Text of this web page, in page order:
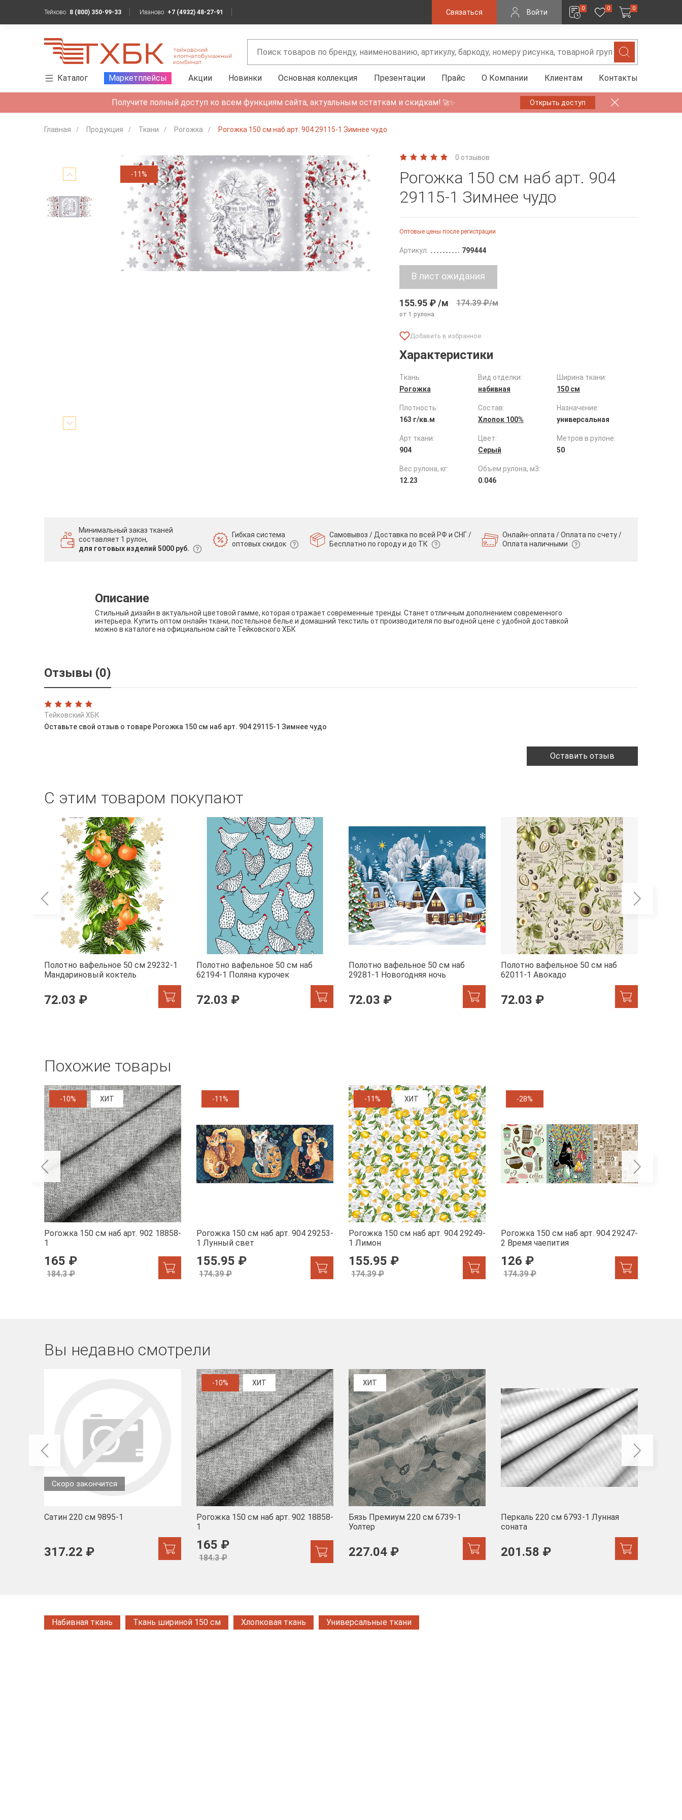
Тейково 8 (800) 350-99-33 Иваново +7 (4932) 48-27-91 Связаться Войти 0 0 0
Каталог Маркетплейсы Акции Новинки Основная коллекция Презентации Прайс О Компании Клиентам Контакты
Получите полный доступ ко всем функциям сайта, актуальным остаткам и скидкам! 🚀✨ Открыть доступ
Главная Продукция Ткани Рогожка Рогожка 150 см наб арт. 904 29115-1 Зимнее чудо
-11%
0 отзывов
Рогожка 150 см наб арт. 904
29115-1 Зимнее чудо
Оптовые цены после регистрации
Артикул: 799444
155.95 ₽ /м 174.39 ₽/м
от 1 рулона
Характеристики
Ткань:
Рогожка
Вид отделки:
набивная
Ширина ткани:
150 см
Плотность:
163 г/кв.м
Состав:
Хлопок 100%
Назначение:
универсальная
Арт ткани:
904
Цвет:
Серый
Метров в рулоне:
50
Вес рулона, кг:
12.23
Объем рулона, м3:
0.046
Минимальный заказ тканей
составляет 1 рулон,
для готовых изделий 5000 руб.
Гибкая система
оптовых скидок
Самовывоз / Доставка по всей РФ и СНГ /
Бесплатно по городу и до ТК
Онлайн-оплата / Оплата по счету /
Оплата наличными
Описание
Стильный дизайн в актуальной цветовой гамме, которая отражает современные тренды. Станет отличным дополнением современного
интерьера. Купить оптом онлайн ткани, постельное белье и домашний текстиль от производителя по выгодной цене с удобной доставкой
можно в каталоге на официальном сайте Тейковского ХБК
Отзывы (0)
Тейковский ХБК
Оставьте свой отзыв о товаре Рогожка 150 см наб арт. 904 29115-1 Зимнее чудо
Оставить отзыв
С этим товаром покупают
Полотно вафельное 50 см 29232-1
Мандариновый коктель
72.03 ₽
Полотно вафельное 50 см наб
62194-1 Поляна курочек
72.03 ₽
Полотно вафельное 50 см наб
29281-1 Новогодняя ночь
72.03 ₽
Полотно вафельное 50 см наб
62011-1 Авокадо
72.03 ₽
Похожие товары
-10% ХИТ
Рогожка 150 см наб арт. 902 18858-
1
165 ₽
184.3 ₽
-11%
Рогожка 150 см наб арт. 904 29253-
1 Лунный свет
155.95 ₽
174.39 ₽
-11% ХИТ
Рогожка 150 см наб арт. 904 29249-
1 Лимон
155.95 ₽
174.39 ₽
-28%
Рогожка 150 см наб арт. 904 29247-
2 Время чаепития
126 ₽
174.39 ₽
Вы недавно смотрели
Скоро закончится
Сатин 220 см 9895-1
317.22 ₽
-10% ХИТ
Рогожка 150 см наб арт. 902 18858-
1
165 ₽
184.3 ₽
ХИТ
Бязь Премиум 220 см 6739-1
Уолтер
227.04 ₽
Перкаль 220 см 6793-1 Лунная
соната
201.58 ₽
Набивная ткань Ткань шириной 150 см Хлопковая ткань Универсальные ткани